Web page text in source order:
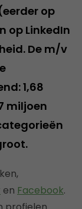
op
op LinkedIn
De m/v
1,68
miljoen
en Facebook.